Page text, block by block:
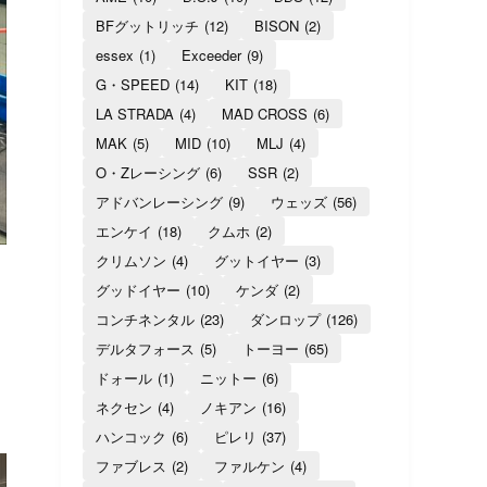
BFグットリッチ (12) BISON (2)
essex (1) Exceeder (9)
G・SPEED (14) KIT (18)
LA STRADA (4) MAD CROSS (6)
MAK (5) MID (10) MLJ (4)
O・Zレーシング (6) SSR (2)
アドバンレーシング (9) ウェッズ (56)
エンケイ (18) クムホ (2)
クリムソン (4) グットイヤー (3)
グッドイヤー (10) ケンダ (2)
コンチネンタル (23) ダンロップ (126)
デルタフォース (5) トーヨー (65)
ドォール (1) ニットー (6)
ネクセン (4) ノキアン (16)
ハンコック (6) ピレリ (37)
ファブレス (2) ファルケン (4)